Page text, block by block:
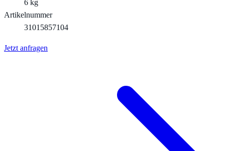
6 kg
Artikelnummer
31015857104
Jetzt anfragen